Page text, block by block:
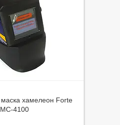
хамелеон Forte
MC-4100